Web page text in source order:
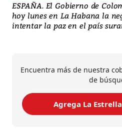
ESPAÑA. El Gobierno de
hoy lunes en La Habana la
intentar la paz en el país
Encuentra más de nuestra
de
Agrega La